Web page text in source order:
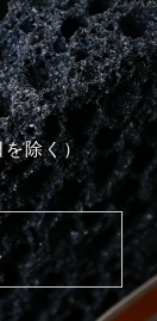
を除く）